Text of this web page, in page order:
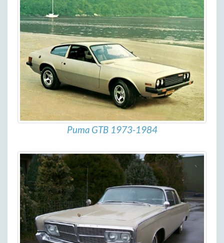
Puma GTB 1973-1984